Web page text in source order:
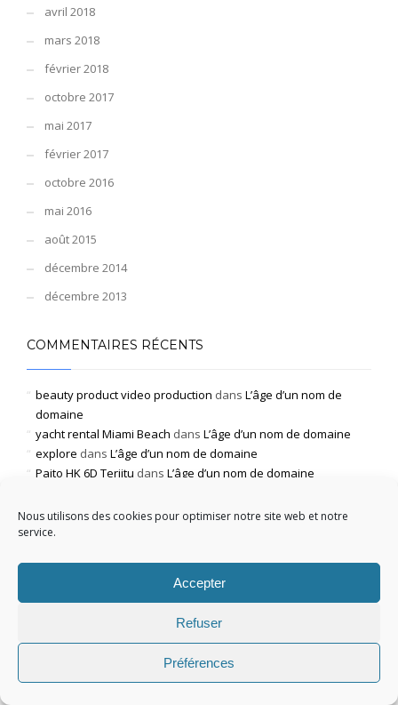
Nous utilisons des cookies pour optimiser notre site web et notre
service.
Accepter
Refuser
Préférences
avril 2018
mars 2018
février 2018
octobre 2017
mai 2017
février 2017
octobre 2016
mai 2016
août 2015
décembre 2014
décembre 2013
COMMENTAIRES RÉCENTS
beauty product video production dans L’âge d’un nom de
domaine
yacht rental Miami Beach dans L’âge d’un nom de domaine
explore dans L’âge d’un nom de domaine
Paito HK 6D Terjitu dans L’âge d’un nom de domaine
MÉTA
Flux des commentaires